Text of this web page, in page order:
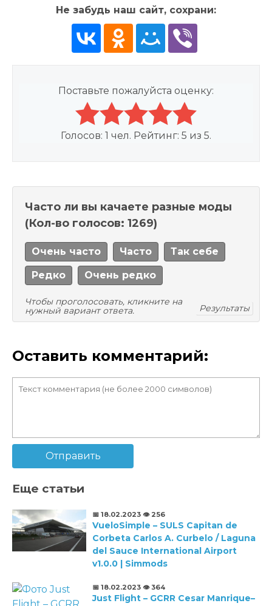
Не забудь наш сайт, сохрани:
Поставьте пожалуйста оценку:
Голосов: 1 чел. Рейтинг: 5 из 5.
Часто ли вы качаете разные моды
(Кол-во голосов: 1269)
Очень часто Часто Так себе
Редко Очень редко
Чтобы проголосовать, кликните на
нужный вариант ответа.
Результаты
Оставить комментарий:
Отправить
Еще статьи
📅 18.02.2023 👁️ 256
VueloSimple – SULS Capitan de
Corbeta Carlos A. Curbelo / Laguna
del Sauce International Airport
v1.0.0 | Simmods
📅 18.02.2023 👁️ 364
Just Flight – GCRR Cesar Manrique–